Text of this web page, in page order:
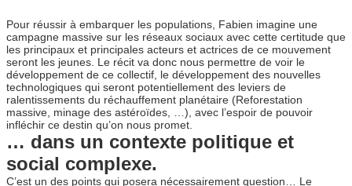
Pour réussir à embarquer les populations, Fabien imagine une
campagne massive sur les réseaux sociaux avec cette certitude que
les principaux et principales acteurs et actrices de ce mouvement
seront les jeunes. Le récit va donc nous permettre de voir le
développement de ce collectif, le développement des nouvelles
technologiques qui seront potentiellement des leviers de
ralentissements du réchauffement planétaire (Reforestation
massive, minage des astéroïdes, …), avec l’espoir de pouvoir
infléchir ce destin qu’on nous promet.
… dans un contexte politique et
social complexe.
C’est un des points qui posera nécessairement question… Le